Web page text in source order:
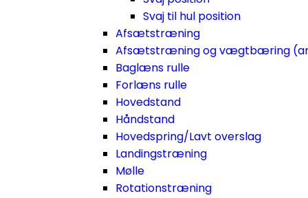
Svaj til hul position
Afsætstræning
Afsætstræning og vægtbæring
Baglæns rulle
Forlæns rulle
Hovedstand
Håndstand
Hovedspring/Lavt overslag
Landingstræning
Mølle
Rotationstræning